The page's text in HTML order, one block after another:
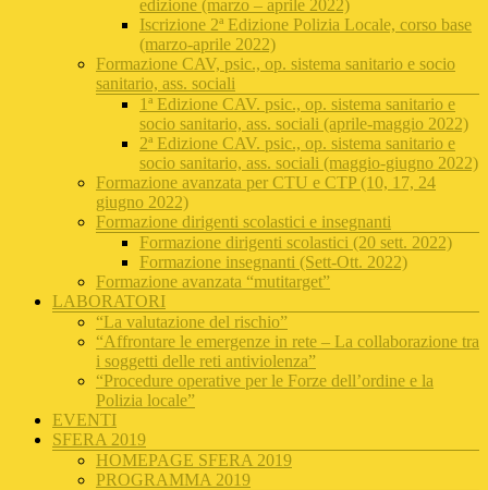
edizione (marzo – aprile 2022)
Iscrizione 2ª Edizione Polizia Locale, corso base
(marzo-aprile 2022)
Formazione CAV, psic., op. sistema sanitario e socio
sanitario, ass. sociali
1ª Edizione CAV. psic., op. sistema sanitario e
socio sanitario, ass. sociali (aprile-maggio 2022)
2ª Edizione CAV. psic., op. sistema sanitario e
socio sanitario, ass. sociali (maggio-giugno 2022)
Formazione avanzata per CTU e CTP (10, 17, 24
giugno 2022)
Formazione dirigenti scolastici e insegnanti
Formazione dirigenti scolastici (20 sett. 2022)
Formazione insegnanti (Sett-Ott. 2022)
Formazione avanzata “mutitarget”
LABORATORI
“La valutazione del rischio”
“Affrontare le emergenze in rete – La collaborazione tra
i soggetti delle reti antiviolenza”
“Procedure operative per le Forze dell’ordine e la
Polizia locale”
EVENTI
SFERA 2019
HOMEPAGE SFERA 2019
PROGRAMMA 2019